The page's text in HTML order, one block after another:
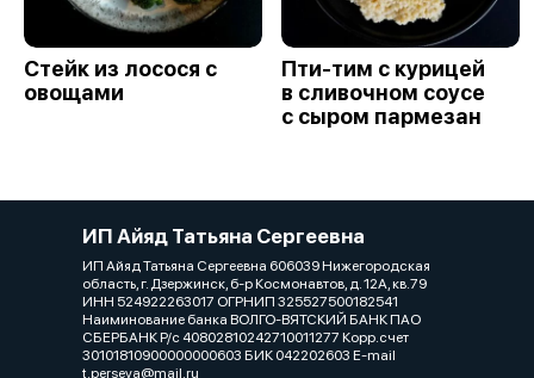
Стейк из лосося с
овощами
Пти-тим с курицей
в сливочном соусе
с сыром пармезан
ИП Айяд Татьяна Сергеевна
ИП Айяд Татьяна Сергеевна 606039 Нижегородская
область, г. Дзержинск, б-р Космонавтов, д. 12А, кв.79
ИНН 524922263017 ОГРНИП 325527500182541
Наиминование банка ВОЛГО-ВЯТСКИЙ БАНК ПАО
СБЕРБАНК Р/с 40802810242710011277 Корр.счет
30101810900000000603 БИК 042202603 E-mail
t.perseva@mail.ru